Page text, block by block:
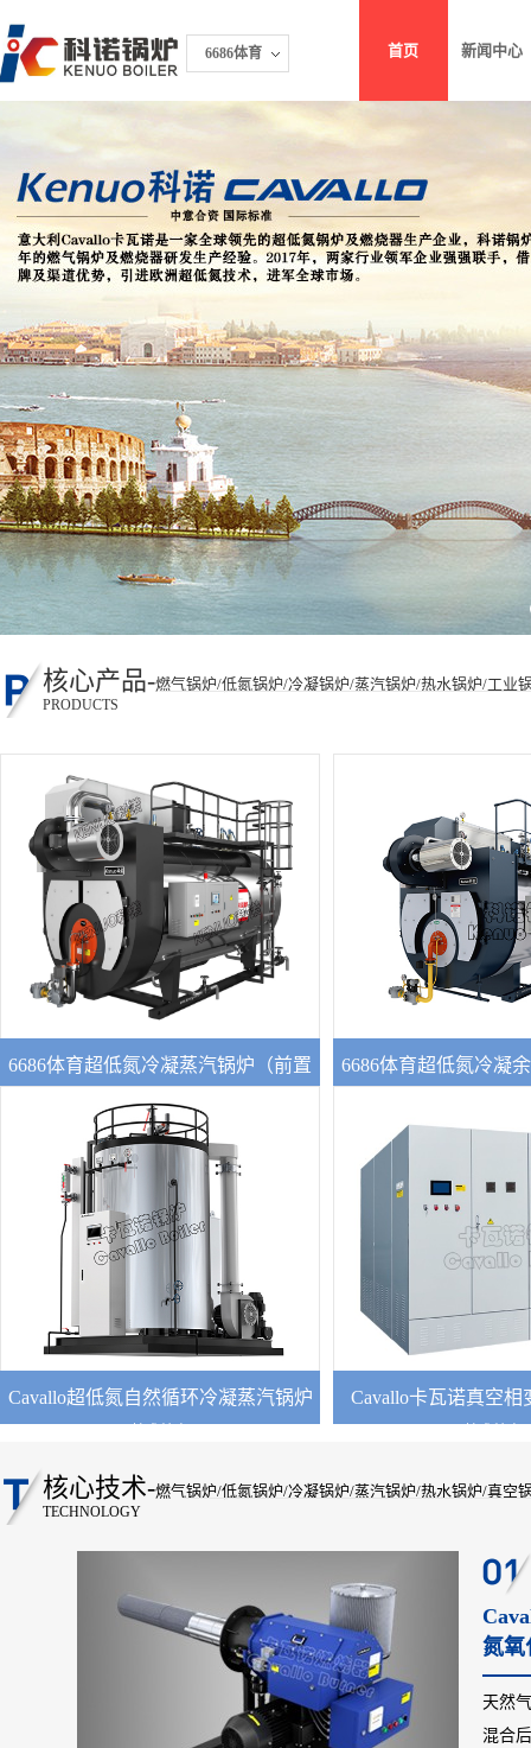
6686体育
Cavallo官网
首页 新闻中心
核心产品-燃气锅炉/低氮锅炉/冷凝锅炉/蒸汽锅炉/热水锅炉/工业
PRODUCTS
6686体育超低氮冷凝蒸汽锅炉（前置
空预） 技术特点
【1】配有高效冷凝换热器，实测热效率达
103%；
【2】选配分体式低氮燃烧器，氮氧化物排
放可低于30mg；
【3】PLC可编程控制，轻松实现中央集群
控制和物流网智能控制；
【4】配置高效空气预热器，燃料燃尽率高
达100%。
6686体育超低氮冷凝
锅炉关键词：燃气锅
主要创新点：加装
器
空气预热器 新型简便
排放新指标：
≥104%
Cavallo超低氮自然循环冷凝蒸汽锅炉
【2】5-8分钟即可生成蒸汽，预热费用
【3】30mg超低氮排放
【4】最大热效率104%
【5】精致工业化外观设计
Cavallo卡瓦诺真空相
4. 采用先进真空凝结换热技术，换
成本；
5. 机组体积小，便于产品运输、布
也可多台机组并联
6. 采用高品质电加热管，耐用
7. 安装无需报批，无
8. 配置智能控制器及液晶触摸屏
核心技术-燃气锅炉/低氮锅炉/冷凝锅炉/蒸汽锅炉/热水锅炉/真空
TECHNOLOGY
氮氧
天然
混合